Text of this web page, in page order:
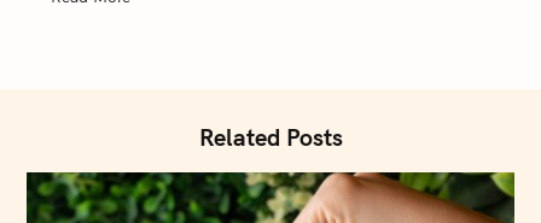
Related Posts
: